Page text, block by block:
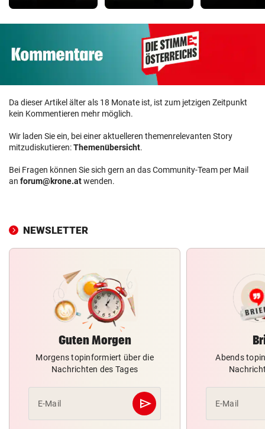
Da dieser Artikel älter als 18 Monate ist, ist zum jetzigen Zeitpunkt
kein Kommentieren mehr möglich.
Wir laden Sie ein, bei einer aktuelleren themenrelevanten Story
mitzudiskutieren:Themenübersicht.
Bei Fragen können Sie sich gern an das Community-Team per Mail
an forum@krone.atwenden.
NEWSLETTER
Guten Morgen
Morgens topinformiert über die
Nachrichten des Tages
E-Mail send
Abschicken
Abends
E-Mail